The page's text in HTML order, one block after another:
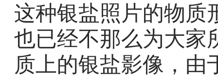
这种银盐照片的物质
也已经不那么为大家
质上的银盐影像，由